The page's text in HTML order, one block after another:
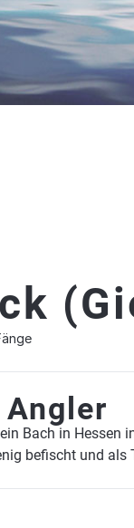
Bach in Hessen
befischt und als